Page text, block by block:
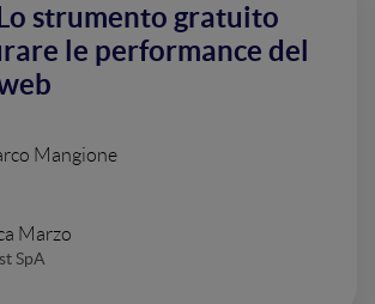
strumento gratuito
le performance del
Mangione
Marzo
SpA